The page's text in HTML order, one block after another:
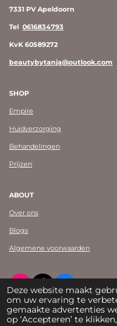
Deze website maakt
om uw ervaring te
gemaakte advertenties
op ‘Accepteren’ te
7331 PV Apeldoorn
Tel 0616834793
KvK 60589272
beautybytanja@outlook.com
SHOP
Empire
Huidverzorging
Behandelingen
Prijzen
ABOUT
Over ons
Blogs
Algemene voorwaarden
I
n
s
t
T
i
k
T
F
a
c
e
© Beauty by Tanja Shearman